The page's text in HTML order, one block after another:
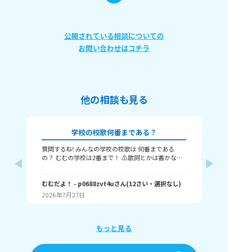
公開されている相談についての
お問い合わせはコチラ
他の相談も見る
学校の校歌何番まである？
質問するね! みんなの学校の校歌は 何番まである
の？ むむの学校は2番まで！ ⚠️歌詞とかは書かない
むむだよ！ - p0688zvt4uさん(12さい・ 選択なし)
2026年7月27日
もっと見る